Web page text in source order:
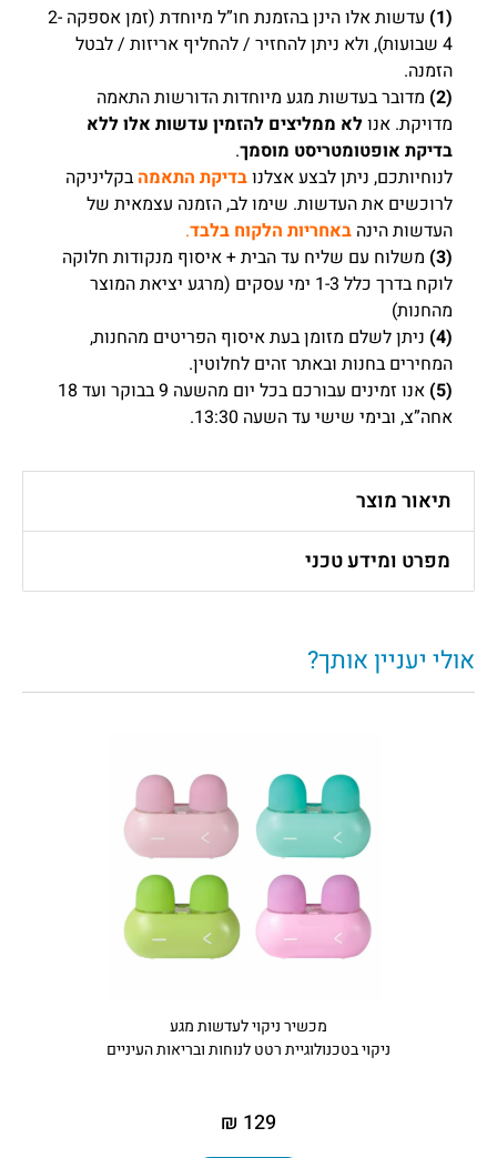
(1)
עדשות אלו הינן בהזמנת חו”ל מיוחדת (זמן אספקה 2-
4 שבועות), ולא ניתן להחזיר / להחליף אריזות / לבטל
הזמנה.
(2)
מדובר בעדשות מגע מיוחדות הדורשות התאמה
מדויקת. אנולא ממליצים להזמין עדשות אלו ללא
בדיקת אופטומטריסט מוסמך.
לנוחיותכם, ניתן לבצע אצלנובדיקת התאמה בקליניקה
לרוכשים את העדשות. שימו לב, הזמנה עצמאית של
העדשות הינה באחריות הלקוח בלבד.
(3)
משלוח עם שליח עד הבית + איסוף מנקודות חלוקה
לוקח בדרך כלל 1-3 ימי עסקים (מרגע יציאת המוצר
מהחנות)
(4)
ניתן לשלם מזומן בעת איסוף הפריטים מהחנות,
המחירים בחנות ובאתר זהים לחלוטין.
(5)
אנו זמינים עבורכם בכל יום מהשעה 9 בבוקר ועד 18
אחה”צ, ובימי שישי עד השעה 13:30.
תיאור מוצר
מפרט ומידע טכני
אולי יעניין אותך?
מכשיר ניקוי לעדשות מגע
ניקוי בטכנולוגיית רטט לנוחות ובריאות העיניים
129 ₪